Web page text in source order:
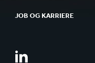
JOB OG KARRIERE